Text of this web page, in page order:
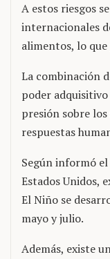
A estos riesgos
internacionales
alimentos, lo
La combinación
poder
presión sobre
respuestas
Según informó
Estados Unidos,
El Niño se
mayo y julio.
Además, existe